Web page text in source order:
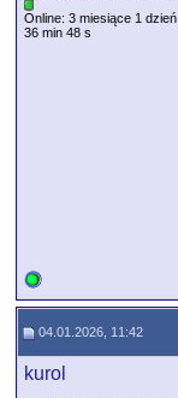
Online: 3 miesiące 1
36 min 48 s
04.01.2026, 11:42
kurol